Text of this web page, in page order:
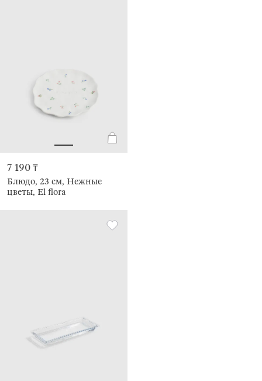
7 190 ₸
Блюдо, 23 см, Нежные
цветы, El flora